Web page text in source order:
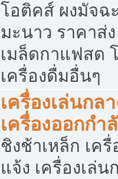
โอติคส์ ผงมัจฉ
มะนาว ราคาส่
เมล็ดกาแฟสด
เครื่องดื่มอื่นๆ
เครื่องเล่นกล
เครื่องออกกำ
ชิงช้าเหล็ก เค
แจ้ง เครื่องเล่น